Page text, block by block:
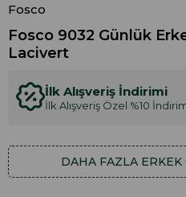
Fosco
Fosco 9032 Günlük
Lacivert
İlk Alışveriş İndirimi
İlk Alışveriş Özel %10
DAHA FAZLA ERKEK